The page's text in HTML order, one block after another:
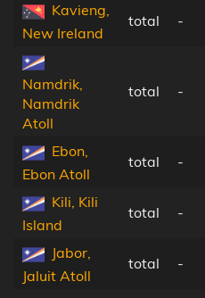
Kavieng,
New Ireland
total -
Namdrik,
Namdrik
Atoll
total -
Ebon,
Ebon Atoll
total -
Kili, Kili
Island
total -
Jabor,
Jaluit Atoll
total -